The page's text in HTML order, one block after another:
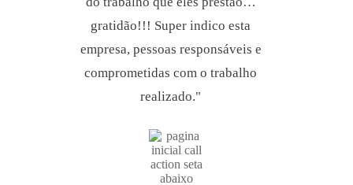
gratidão!!! Super indico esta
empresa, pessoas responsáveis e
comprometidas com o trabalho
realizado."